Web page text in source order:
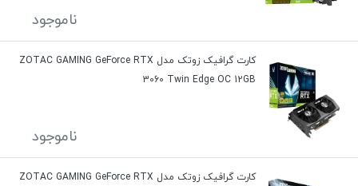
ناموجود
کارت گرافیک زوتک مدل ZOTAC GAMING GeForce RTX
3060 Twin Edge OC 12GB
ناموجود
کارت گرافیک زوتک مدل ZOTAC GAMING GeForce RTX